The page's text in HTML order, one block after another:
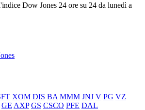
Dow Jones 24 ore su 24 da lunedì a
XOM DIS BA MMM JNJ V PG VZ
GE AXP GS CSCO PFE DAL